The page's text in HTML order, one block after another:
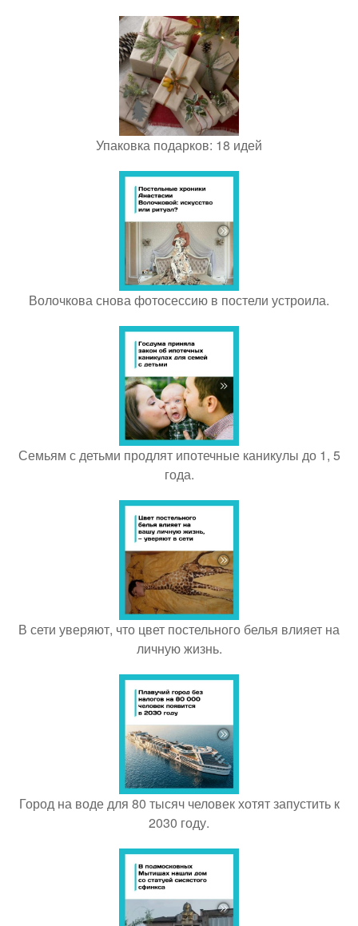
Упаковка подарков: 18 идей
Волочкова снова фотосессию в постели устроила.
Семьям с детьми продлят ипотечные каникулы до 1, 5
года.
В сети уверяют, что цвет постельного белья влияет на
личную жизнь.
Город на воде для 80 тысяч человек хотят запустить к
2030 году.